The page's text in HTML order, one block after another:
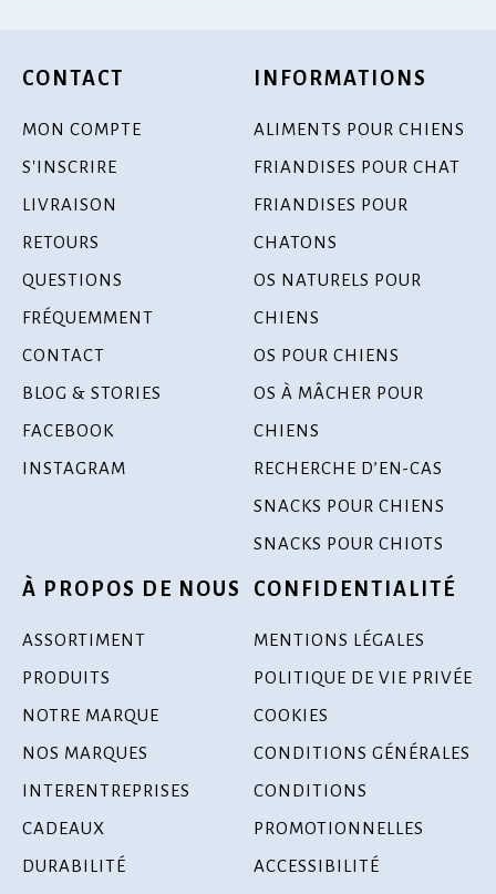
CONTACT
MON COMPTE
S'INSCRIRE
LIVRAISON
RETOURS
QUESTIONS
FRÉQUEMMENT
CONTACT
BLOG & STORIES
FACEBOOK
INSTAGRAM
INFORMATIONS
ALIMENTS POUR CHIENS
FRIANDISES POUR CHAT
FRIANDISES POUR
CHATONS
OS NATURELS POUR
CHIENS
OS POUR CHIENS
OS À MÂCHER POUR
CHIENS
RECHERCHE D’EN-CAS
SNACKS POUR CHIENS
SNACKS POUR CHIOTS
À PROPOS DE NOUS
ASSORTIMENT
PRODUITS
NOTRE MARQUE
NOS MARQUES
INTERENTREPRISES
CADEAUX
DURABILITÉ
CONFIDENTIALITÉ
MENTIONS LÉGALES
POLITIQUE DE VIE PRIVÉE
COOKIES
CONDITIONS GÉNÉRALES
CONDITIONS
PROMOTIONNELLES
ACCESSIBILITÉ